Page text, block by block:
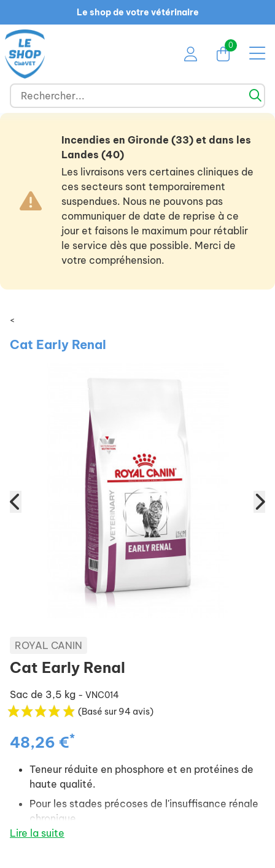
Le shop de votre vétérinaire
0
Incendies en Gironde (33) et dans les
Landes (40)
Les livraisons vers certaines cliniques de
ces secteurs sont temporairement
suspendues. Nous ne pouvons pas
communiquer de date de reprise à ce
jour et faisons le maximum pour rétablir
le service dès que possible. Merci de
votre compréhension.
<
Cat Early Renal
ROYAL CANIN
Cat Early Renal
Sac de 3,5 kg - VNC014
(Basé sur 94 avis)
48,26 €*
Teneur réduite en phosphore et en protéines de
haute qualité.
Pour les stades précoses de l'insuffisance rénale
chronique.
Lire la suite